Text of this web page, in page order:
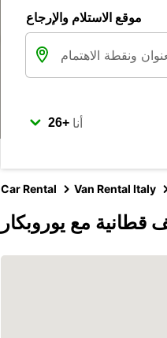
موقع الاستلام والإرجاع
أنا
Car Rental Van Rental Italy
قطانية مع يوروبكار